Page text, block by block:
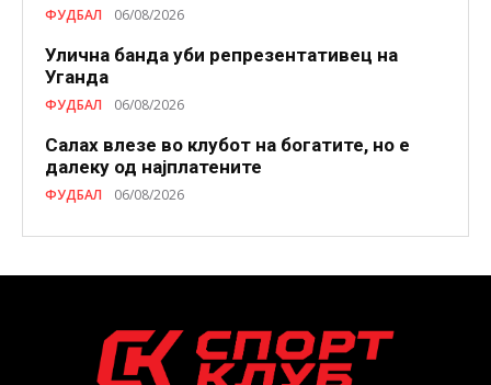
ФУДБАЛ 06/08/2026
Улична банда уби репрезентативец на
Уганда
ФУДБАЛ 06/08/2026
Салах влезе во клубот на богатите, но е
далеку од најплатените
ФУДБАЛ 06/08/2026